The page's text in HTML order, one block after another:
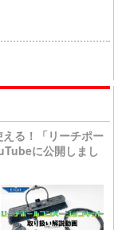
る！「リーチポー
に公開しまし